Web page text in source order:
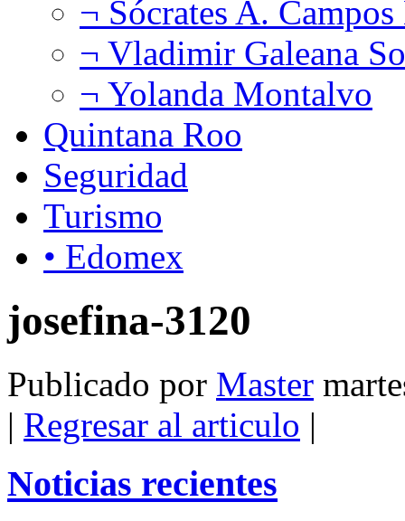
¬ Sócrates A.
¬ Vladimir Galeana
¬ Yolanda Montalvo
Quintana Roo
Seguridad
Turismo
• Edomex
josefina-3120
Publicado por Master
| Regresar al articulo |
Noticias recientes